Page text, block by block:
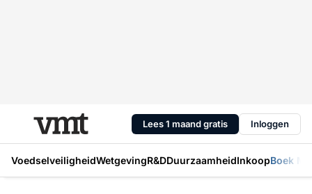
Lees 1 maand gratis Inloggen
VoedselveiligheidWetgevingR&DDuurzaamheidInkoopBoek